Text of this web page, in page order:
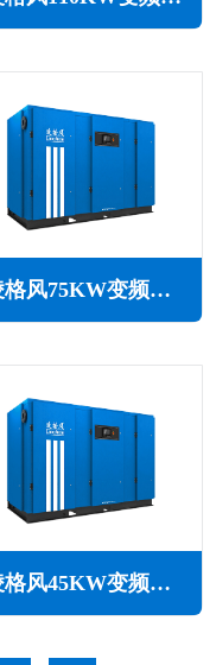
凌格风75KW变频空压机LSV系列
凌格风45KW变频空压机LSV系列